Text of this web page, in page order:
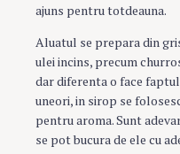
ajuns pentru totdeauna.
Aluatul se prepara din
ulei incins, precum
dar diferenta o face
uneori, in sirop se
pentru aroma. Sunt
se pot bucura de ele cu